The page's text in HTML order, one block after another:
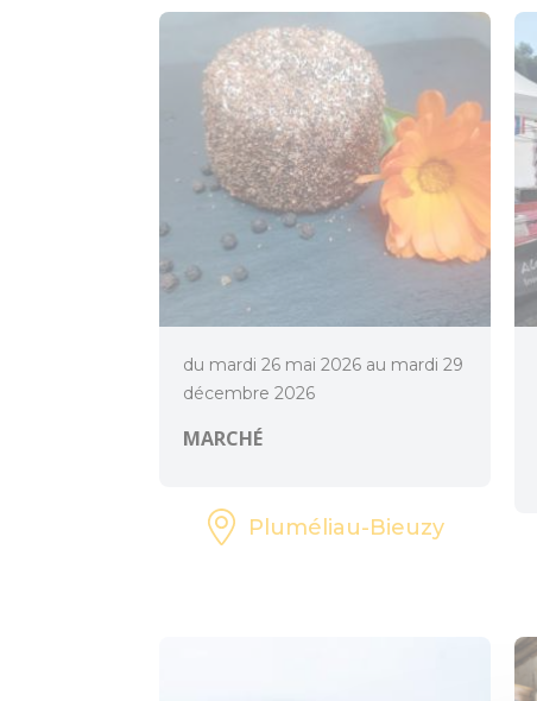
du mardi 26 mai 2026 au mardi 29
décembre 2026
MARCHÉ
Pluméliau-Bieuzy